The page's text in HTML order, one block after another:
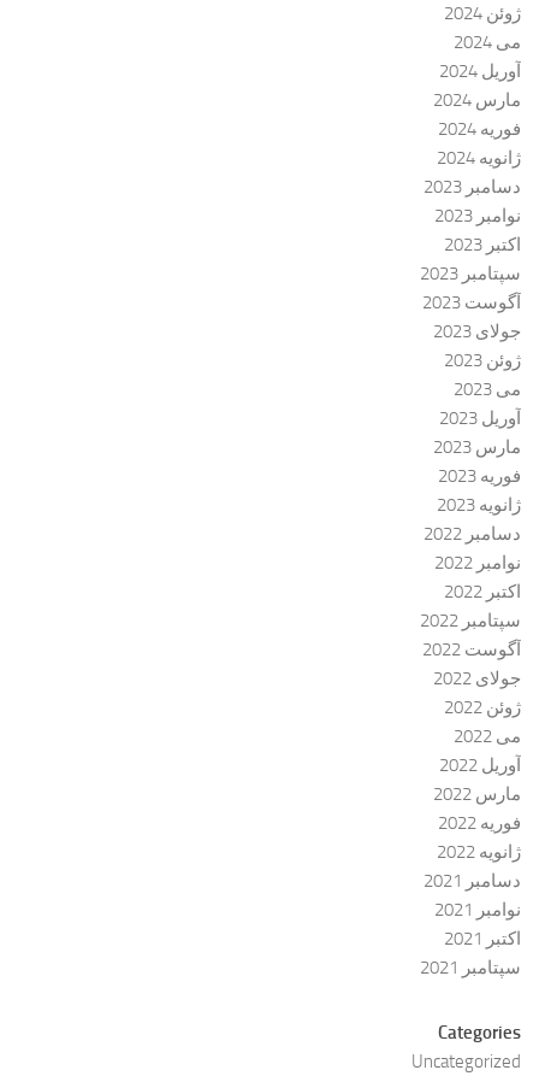
ژوئن 2024
می 2024
آوریل 2024
مارس 2024
فوریه 2024
ژانویه 2024
دسامبر 2023
نوامبر 2023
اکتبر 2023
سپتامبر 2023
آگوست 2023
جولای 2023
ژوئن 2023
می 2023
آوریل 2023
مارس 2023
فوریه 2023
ژانویه 2023
دسامبر 2022
نوامبر 2022
اکتبر 2022
سپتامبر 2022
آگوست 2022
جولای 2022
ژوئن 2022
می 2022
آوریل 2022
مارس 2022
فوریه 2022
ژانویه 2022
دسامبر 2021
نوامبر 2021
اکتبر 2021
سپتامبر 2021
Categories
Uncategorized